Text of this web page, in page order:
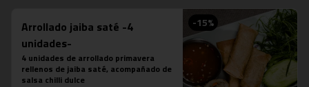
-15%
Arrollado jaiba saté -4
unidades-
4 unidades de arrollado primavera
rellenos de jaiba saté, acompañado de
salsa chilli dulce